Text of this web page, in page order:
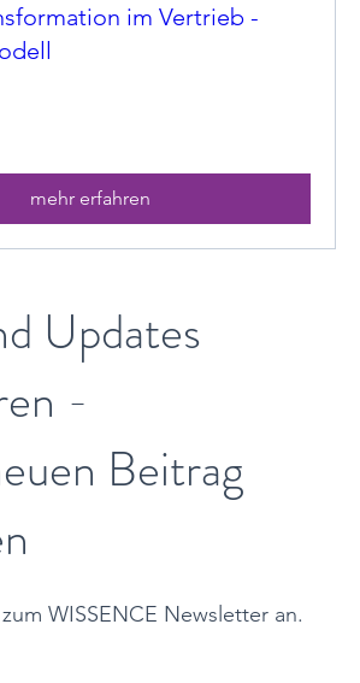
im Vertrieb -
mehr erfahren
Updates
-
Beitrag
WISSENCE Newsletter an.